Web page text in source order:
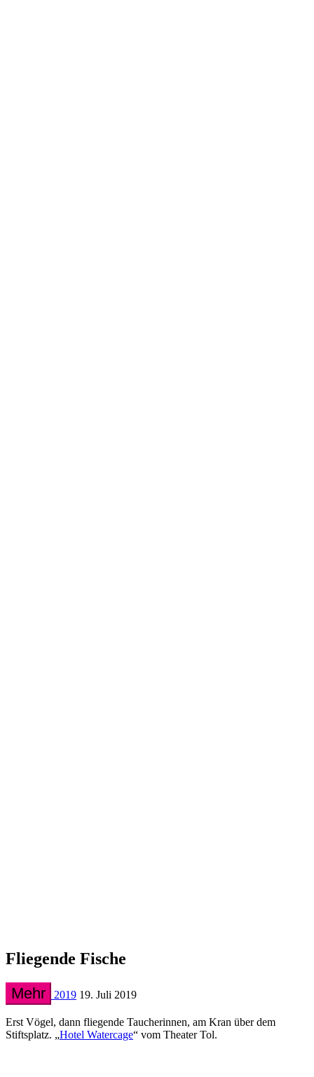
Fliegende Fische
Mehr 2019 19. Juli 2019
Erst Vögel, dann fliegende Taucherinnen, am Kran über dem
Stiftsplatz. „Hotel Watercage“ vom Theater Tol.